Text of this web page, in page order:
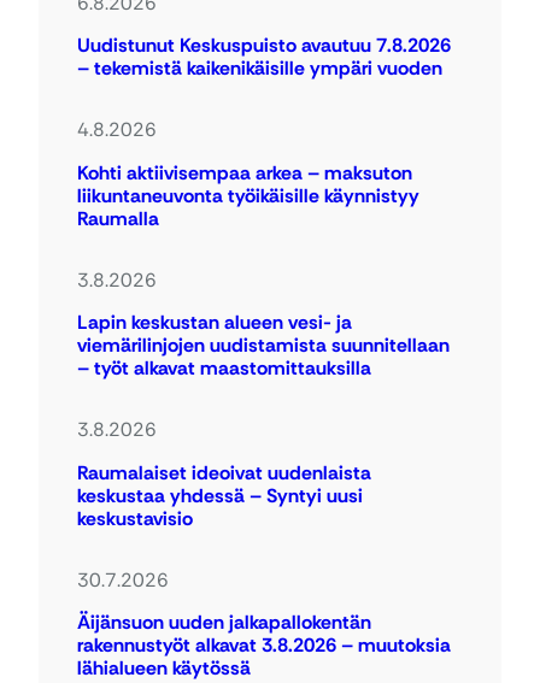
Uudistunut Keskuspuisto avautuu 7.8.2026
– tekemistä kaikenikäisille ympäri vuoden
4.8.2026
Kohti aktiivisempaa arkea – maksuton
liikuntaneuvonta työikäisille käynnistyy
Raumalla
3.8.2026
Lapin keskustan alueen vesi- ja
viemärilinjojen uudistamista suunnitellaan
– työt alkavat maastomittauksilla
3.8.2026
Raumalaiset ideoivat uudenlaista
keskustaa yhdessä – Syntyi uusi
keskustavisio
30.7.2026
Äijänsuon uuden jalkapallokentän
rakennustyöt alkavat 3.8.2026 – muutoksia
lähialueen käytössä